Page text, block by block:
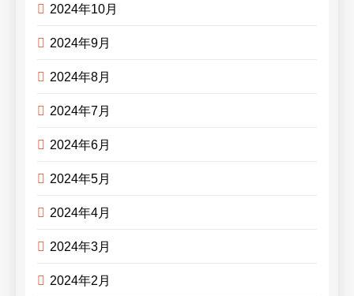
2024年10月
2024年9月
2024年8月
2024年7月
2024年6月
2024年5月
2024年4月
2024年3月
2024年2月